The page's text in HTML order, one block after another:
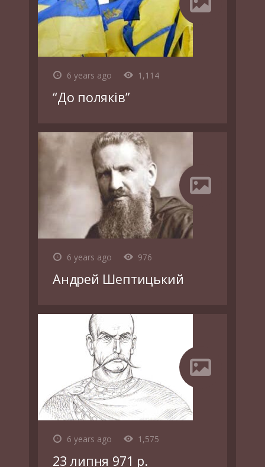
6 years ago 1,114
“До поляків”
6 years ago 976
Андрей Шептицький
6 years ago 1,575
23 липня 971 р.